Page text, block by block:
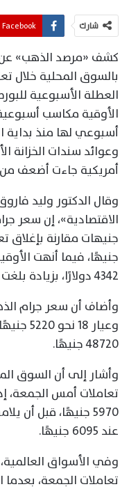
شارك Facebook
كشف «مرصد الذهب»
بالسوق المحلية خلال
العطلة الأسبوعية
أسبوعي لها منذ بداية
وعوائد سندات الخزانة
أمريكية جاءت أضعف
وقال الدكتور وليد
جنيهًا، فيما أنهت
4342 دولارًا، بزيادة بلغت نحو 328 دولارًا خلال أسبوع.
وعيار
48720 جنيهًا.
عند 6095 جنيهًا.